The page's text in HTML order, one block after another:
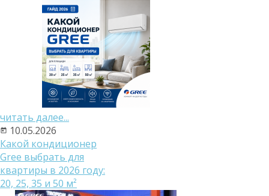
читать далее...
10.05.2026
Какой кондиционер
Gree выбрать для
квартиры в 2026 году:
20, 25, 35 и 50 м²